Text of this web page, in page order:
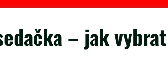
– jak